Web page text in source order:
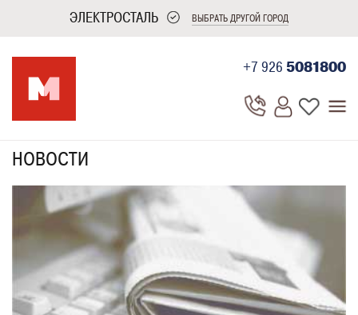
ЭЛЕКТРОСТАЛЬ ВЫБРАТЬ ДРУГОЙ ГОРОД
+7 926 5081800
НОВОСТИ